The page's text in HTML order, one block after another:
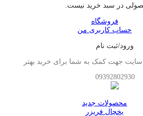
در سبد خرید نیست.
فروشگاه
حساب کاربری من
ورود/ثبت نام
سایت جهت کمک به شما برای خرید بهتر
09392802930
محصولات جدید
یخچال فریزر